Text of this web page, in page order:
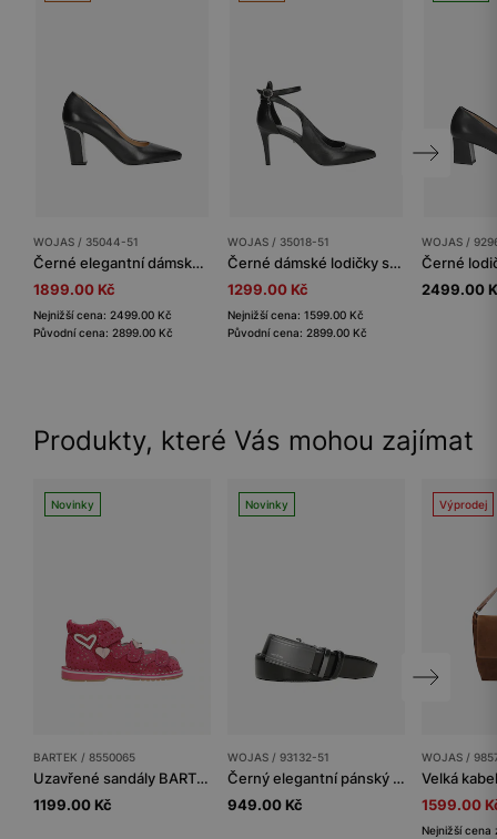
WOJAS / 35044-51
Černé elegantní dámské lodičky na sloupku
1899.00 Kč
Nejnižší cena: 2499.00 Kč
Původní cena: 2899.00 Kč
WOJAS / 35018-51
Černé dámské lodičky se zapínáním kolem kotníku
1299.00 Kč
Nejnižší cena: 1599.00 Kč
Původní cena: 2899.00 Kč
WOJAS /
Černé
2499.00
Produkty, které Vás mohou zajímat
Novinky
BARTEK / 8550065
Uzavřené sandály BARTEK, 85500-65, pro holčičky, růžové
1199.00 Kč
Novinky
WOJAS / 93132-51
Černý elegantní pánský opasek s plnou přezkou
949.00 Kč
Výprodej
WOJAS /
1599.00
Nejnižší cena